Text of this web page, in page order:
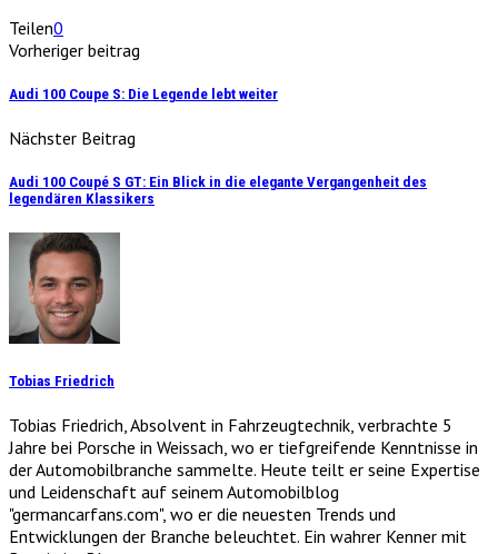
Teilen0
Vorheriger beitrag
Audi 100 Coupe S: Die Legende lebt weiter
Nächster Beitrag
Audi 100 Coupé S GT: Ein Blick in die elegante Vergangenheit des
legendären Klassikers
Tobias Friedrich
Tobias Friedrich, Absolvent in Fahrzeugtechnik, verbrachte 5
Jahre bei Porsche in Weissach, wo er tiefgreifende Kenntnisse in
der Automobilbranche sammelte. Heute teilt er seine Expertise
und Leidenschaft auf seinem Automobilblog
"germancarfans.com", wo er die neuesten Trends und
Entwicklungen der Branche beleuchtet. Ein wahrer Kenner mit